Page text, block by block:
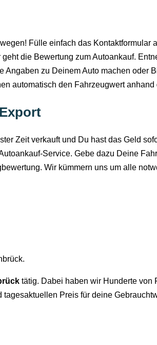
Fülle einfach das Kontaktformular
die Bewertung zum Autoankauf.
zu Deinem Auto machen oder
automatisch den Fahrzeugwert
Zeit verkauft und Du hast das Geld
Service. Gebe dazu Deine
Wir kümmern uns um alle
tätig. Dabei haben wir Hunderte
Preis für deine